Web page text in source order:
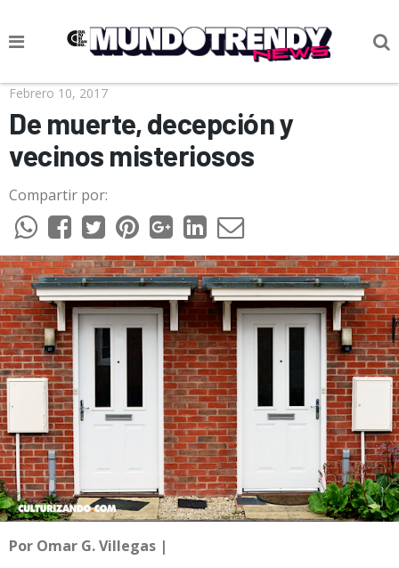
NOTICIAS
CULTURA POP
CIENCIA Y TECNOLOGÍA
VIDA
SOCIEDAD
CULTURIZANDO.COM
Febrero 10, 2017
De muerte, decepción y
vecinos misteriosos
Compartir por:
Por Omar G. Villegas |